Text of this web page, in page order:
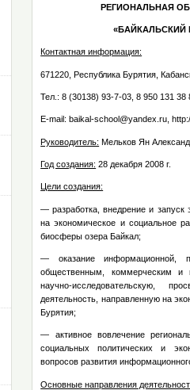
РЕГИОНАЛЬНАЯ
«БАЙКАЛЬСКИЙ
Контактная информация:
671220, Республика Бурятия,
Тел.: 8 (30138) 93-7-03, 8 950 131 38
E-mail: baikal-school@yandex.ru,
Руководитель: Мельков Ян
Год создания: 28 декабря 2008 г.
Цели создания:
— разработка, внедрение и запуск
на экономическое и социальное
биосферы озера Байкал;
— оказание информационной,
общественным, коммерческим и
научно-исследовательскую,
деятельность, направленную на
Бурятия;
— активное вовлечение
социальных политических и
вопросов развития
Основные направления